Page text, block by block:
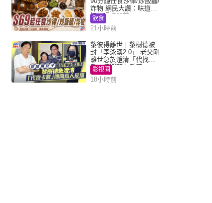
炸物 網民大讚：味道
好，環境闊落
飲食
21小時前
黎彼得離世丨黎樹德被
封「李泳漢2.0」 老父剛
離世急於澄清「代找卡
數」傳聞惹人反感
影視圈
18小時前